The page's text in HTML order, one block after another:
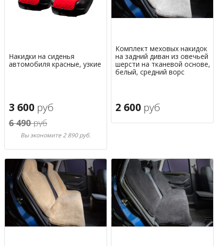
Накидки на сиденья
автомобиля красные, узкие
3 600 руб
6 490руб
Вы экономите 2 890 руб.
Комплект меховых накидок
на задний диван из овечьей
шерсти на тканевой основе,
белый, средний ворс
2 600 руб